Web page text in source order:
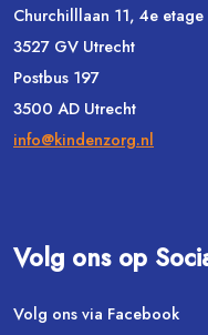
Churchilllaan 11, 4e etage
3527 GV Utrecht
Postbus 197
3500 AD Utrecht
info@kindenzorg.nl
Volg ons op
Volg ons via Facebook